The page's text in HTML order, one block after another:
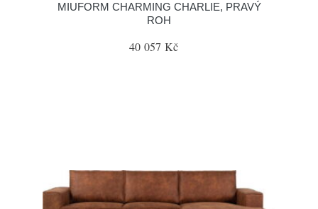
MIUFORM CHARMING CHARLIE, PRAVÝ
ROH
40 057 Kč